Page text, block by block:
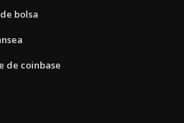
bolsa
de coinbase